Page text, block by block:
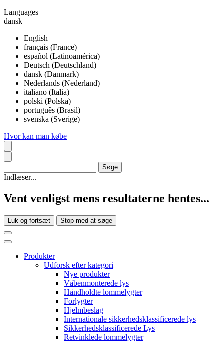
Languages
dansk
English
français (France)
español (Latinoamérica)
Deutsch (Deutschland)
dansk (Danmark)
Nederlands (Nederland)
italiano (Italia)
polski (Polska)
português (Brasil)
svenska (Sverige)
Hvor kan man købe
Indlæser...
Vent venligst mens resultaterne hentes...
Luk og fortsæt Stop med at søge
Produkter
Udforsk efter kategori
Nye produkter
Våbenmonterede lys
Håndholdte lommelygter
Forlygter
Hjelmbeslag
Internationale sikkerhedsklassificerede lys
Sikkerhedsklassificerede Lys
Retvinklede lommelygter